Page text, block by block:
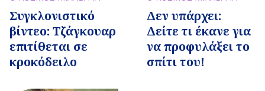
Συγκλονιστικό
βίντεο: Τζάγκουαρ
επιτίθεται σε
κροκόδειλο
Δεν υπάρχει:
Δείτε τι έκανε για
να προφυλάξει το
σπίτι του!